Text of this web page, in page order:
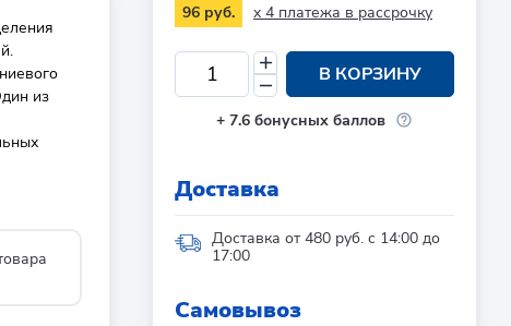
из
96 руб. x 4 платежа в рассрочку
В КОРЗИНУ
+ 7.6 бонусных баллов
Доставка
Доставка от 480 руб. с 14:00 до
17:00
Cамовывоз